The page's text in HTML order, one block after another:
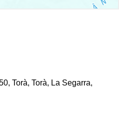
Torà, Torà, La Segarra,